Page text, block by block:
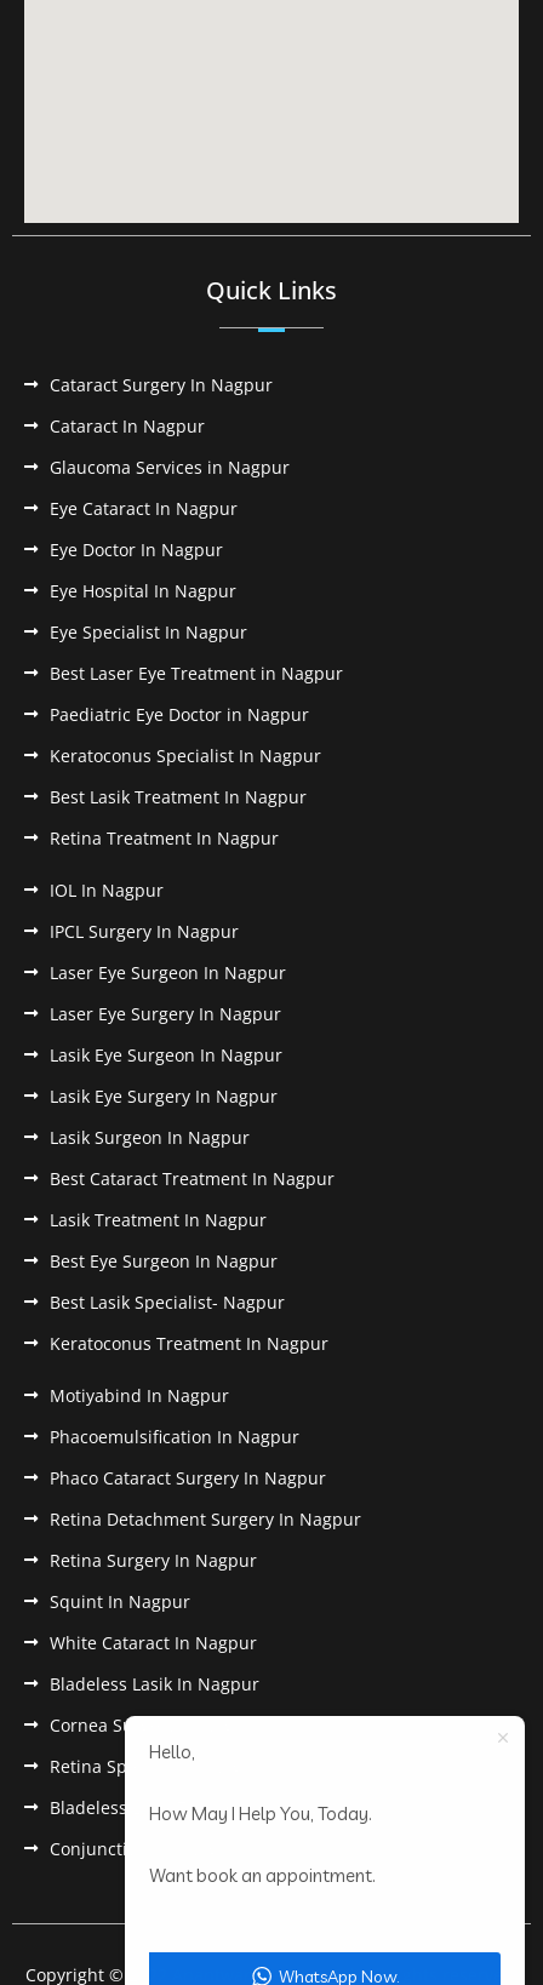
Quick Links
Cataract Surgery In Nagpur
Cataract In Nagpur
Glaucoma Services in Nagpur
Eye Cataract In Nagpur
Eye Doctor In Nagpur
Eye Hospital In Nagpur
Eye Specialist In Nagpur
Best Laser Eye Treatment in Nagpur
Paediatric Eye Doctor in Nagpur
Keratoconus Specialist In Nagpur
Best Lasik Treatment In Nagpur
Retina Treatment In Nagpur
IOL In Nagpur
IPCL Surgery In Nagpur
Laser Eye Surgeon In Nagpur
Laser Eye Surgery In Nagpur
Lasik Eye Surgeon In Nagpur
Lasik Eye Surgery In Nagpur
Lasik Surgeon In Nagpur
Best Cataract Treatment In Nagpur
Lasik Treatment In Nagpur
Best Eye Surgeon In Nagpur
Best Lasik Specialist- Nagpur
Keratoconus Treatment In Nagpur
Motiyabind In Nagpur
Phacoemulsification In Nagpur
Phaco Cataract Surgery In Nagpur
Retina Detachment Surgery In Nagpur
Retina Surgery In Nagpur
Squint In Nagpur
White Cataract In Nagpur
Bladeless Lasik In Nagpur
Cornea Surgery In Nagpur
Retina Specialist In Nagpur
Bladeless Lasik Treatment in Nagpur
Conjunctivitis In Nagpur
Copyright © 2022 Anantwar Eye Hospital. All rights reserved.
Hello,
How May I Help You, Today.
Want book an appointment.
WhatsApp Now.